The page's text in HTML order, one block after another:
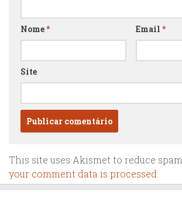
Nome* Email *
Site
This site uses Akismet to reduce spam.
your comment data is processed.